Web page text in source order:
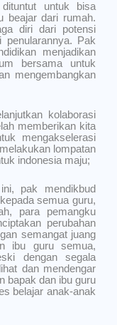
untuk bisa
beajar dari rumah.
diri dari potensi
Pak
menjadikan
bersama untuk
mengembangkan
kolaborasi
memberikan kita
mengakselerasi
lompatan
indonesia maju;
pak mendikbud
semua guru,
para pemangku
perubahan
semangat juang
ibu guru semua,
dengan segala
dan mendengar
bapak dan ibu guru
belajar anak-anak